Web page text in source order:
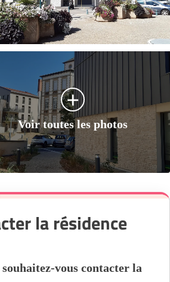
la résidence
vous contacter la